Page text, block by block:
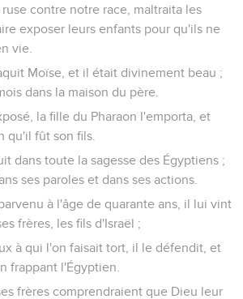
contre notre race, maltraita les
exposer leurs enfants pour qu'ils ne
vie.
Moïse, et il était divinement beau ;
dans la maison du père.
la fille du Pharaon l'emporta, et
qu'il fût son fils.
dans toute la sagesse des Égyptiens ;
ses paroles et dans ses actions.
à l'âge de quarante ans, il lui vint
frères, les fils d'Israël ;
à qui l'on faisait tort, il le défendit, et
frappant l'Égyptien.
frères comprendraient que Dieu leur